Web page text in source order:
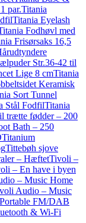
par.Titania
Titania Eyelash
Fodhøvl med
Frisørsaks 16,5
Str.36-42 til
Lige 8 cmTitania
Keramisk
Sort Tunnel
Stål FodfilTitania
trætte fødder – 200
Bath – 250
Titanium
Tittebøh sjove
– HæftetTivoli –
– En have i byen
– Music Home
Audio – Music
FM/DAB
& Wi-Fi